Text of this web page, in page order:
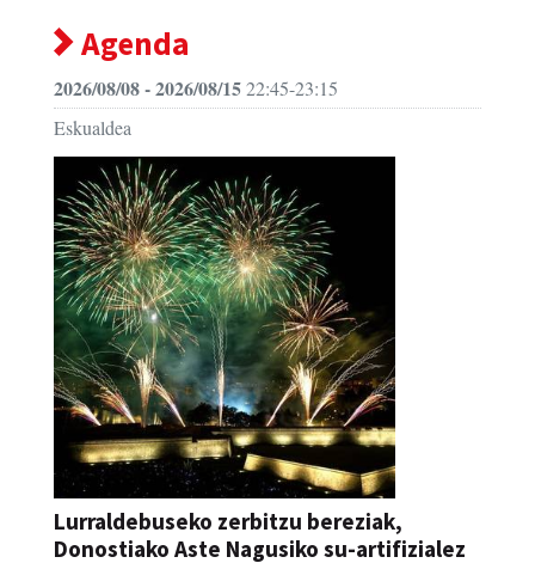
Agenda
2026/08/08 - 2026/08/1522:45-23:15
Eskualdea
Lurraldebuseko zerbitzu bereziak,
Donostiako Aste Nagusiko su-artifizialez